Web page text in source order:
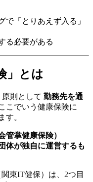
で「とりあえず入る」
る必要がある
」とは
則として 勤務先を通
こでいう健康保険に
す。
管掌健康保険）
体が独自に運営するも
東IT健保）は、2つ目